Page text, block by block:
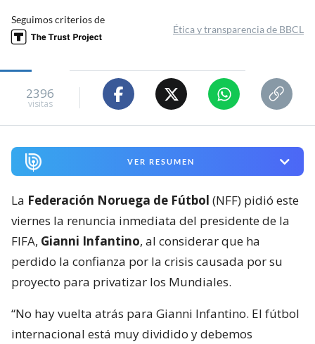
Seguimos criterios de
Ética y transparencia de BBCL
2396
visitas
VER RESUMEN
La Federación Noruega de Fútbol (NFF) pidió este
viernes la renuncia inmediata del presidente de la
FIFA, Gianni Infantino, al considerar que ha
perdido la confianza por la crisis causada por su
proyecto para privatizar los Mundiales.
“No hay vuelta atrás para Gianni Infantino. El fútbol
internacional está muy dividido y debemos